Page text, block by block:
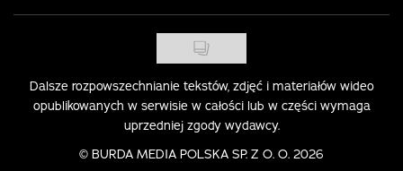
Dalsze rozpowszechnianie tekstów, zdjęć i materiałów wideo
opublikowanych w serwisie w całości lub w części wymaga
uprzedniej zgody wydawcy.
© BURDA MEDIA POLSKA SP. Z O. O. 2026